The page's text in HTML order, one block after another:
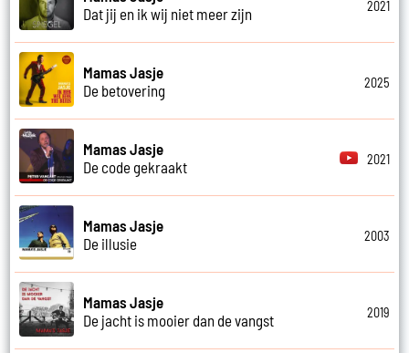
Dat jij en ik wij niet meer zijn
2021
Mamas Jasje
De betovering
2025
Mamas Jasje
De code gekraakt
2021
Mamas Jasje
De illusie
2003
Mamas Jasje
De jacht is mooier dan de vangst
2019